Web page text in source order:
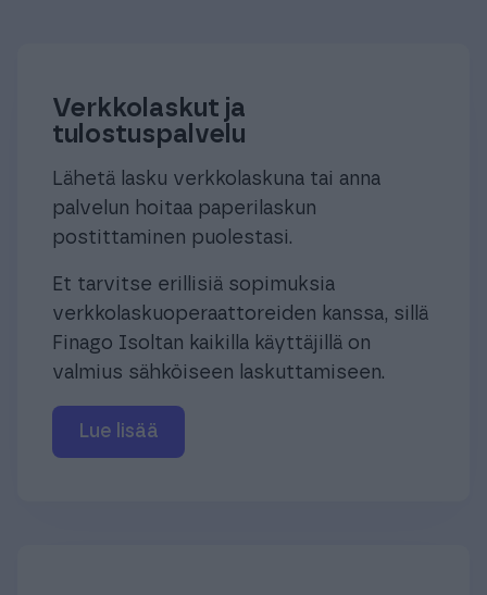
Verkkolaskut ja
tulostuspalvelu
Lähetä lasku verkkolaskuna tai anna
palvelun hoitaa paperilaskun
postittaminen puolestasi.
Et tarvitse erillisiä sopimuksia
verkkolaskuoperaattoreiden kanssa, sillä
Finago Isoltan kaikilla käyttäjillä on
valmius sähköiseen laskuttamiseen.
Lue lisää